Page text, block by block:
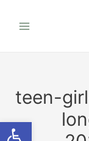
Menu
teen-
פתח